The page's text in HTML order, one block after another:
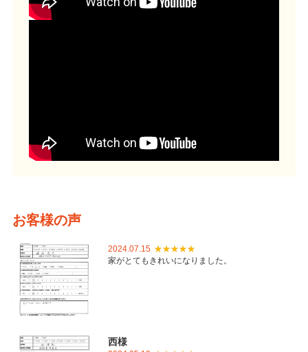
お客様の声
2024.07.15
家がとてもきれいになりました。
西様